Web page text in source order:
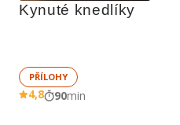
Kynuté knedlíky
PŘÍLOHY
4,8 90min